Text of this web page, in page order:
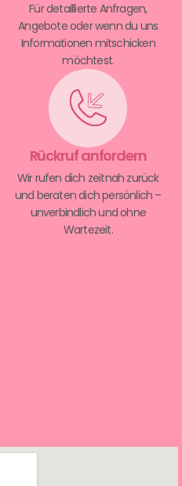
Für detaillierte Anfragen,
Angebote oder wenn du uns
Informationen mitschicken
möchtest.
Rückruf anfordern
Wir rufen dich zeitnah zurück
und beraten dich persönlich –
unverbindlich und ohne
Wartezeit.